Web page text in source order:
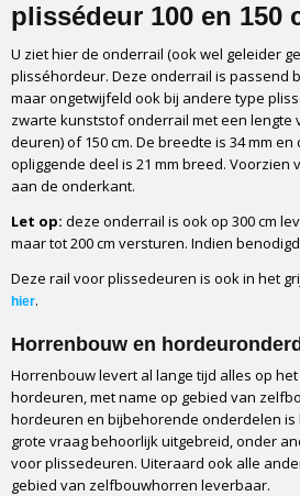
plissédeur 100 en 150
U ziet hier de onderrail (ook wel geleider
plisséhordeur. Deze onderrail is passend
maar ongetwijfeld ook bij andere type
zwarte kunststof onderrail met een lengte
deuren) of 150 cm. De breedte is 34 mm en
opliggende deel is 21 mm breed. Voorzien
aan de onderkant.
Let op: deze onderrail is ook op 300 cm
maar tot 200 cm versturen. Indien
Deze rail voor plissedeuren is ook in het
hier.
Horrenbouw en
Horrenbouw levert al lange tijd alles op
hordeuren, met name op gebied van
hordeuren en bijbehorende onderdelen is
grote vraag behoorlijk uitgebreid, onder
voor plissedeuren. Uiteraard ook alle
gebied van zelfbouwhorren leverbaar.